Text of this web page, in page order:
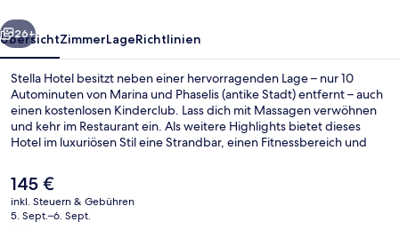
Weiter
26+
ÜbersichtZimmerLageRichtlinien
Stella Hotel besitzt neben einer hervorragenden Lage – nur 10
Autominuten von Marina und Phaselis (antike Stadt) entfernt – auch
einen kostenlosen Kinderclub. Lass dich mit Massagen verwöhnen
und kehr im Restaurant ein. Als weitere Highlights bietet dieses
Hotel im luxuriösen Stil eine Strandbar, einen Fitnessbereich und
Der
aktuelle
Preis
145 €
inkl. Steuern & Gebühren
5. Sept.–6. Sept.